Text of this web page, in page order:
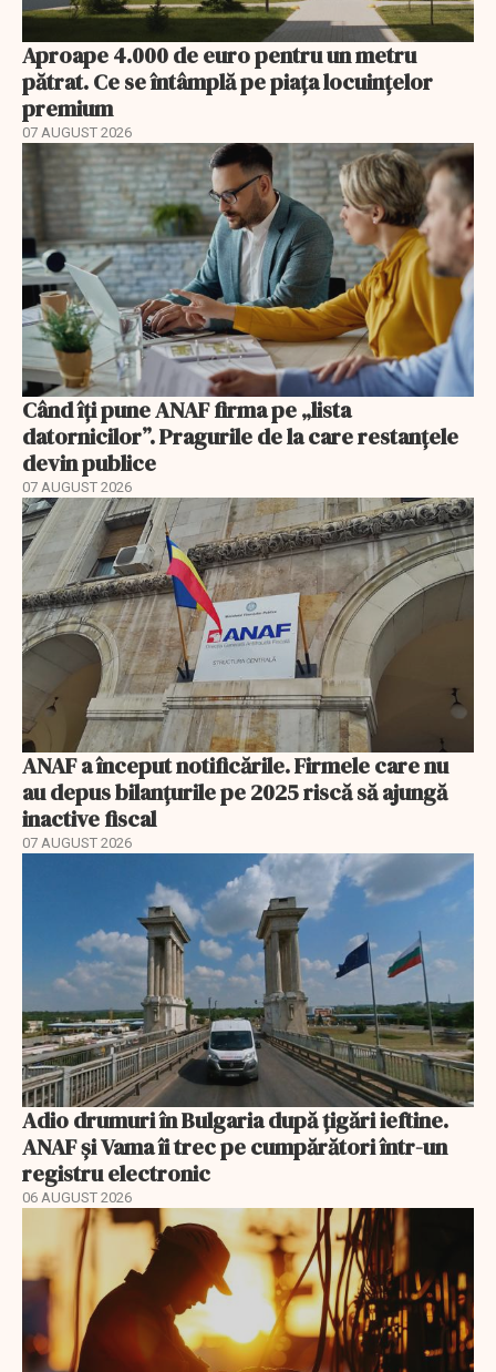
Aproape 4.000 de euro pentru un metru
pătrat. Ce se întâmplă pe piața locuințelor
premium
07 AUGUST 2026
Când îți pune ANAF firma pe „lista
datornicilor”. Pragurile de la care restanțele
devin publice
07 AUGUST 2026
ANAF a început notificările. Firmele care nu
au depus bilanțurile pe 2025 riscă să ajungă
inactive fiscal
07 AUGUST 2026
Adio drumuri în Bulgaria după țigări ieftine.
ANAF și Vama îi trec pe cumpărători într-un
registru electronic
06 AUGUST 2026